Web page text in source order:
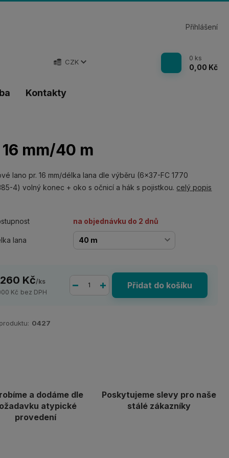
Kontakty
CZK
Přihlášení
0 ks
0,00 Kč
mm/40 m
lano pr. 16 mm/délka lana dle výběru (6x37-FC 1770
4) volný konec + oko s očnicí a hák s pojistkou. celý popis
na objednávku do 2 dnů
lana
Kč/ks
Kč bez DPH
Přidat do košíku
0427
a dodáme dle
atypické
provedení
Poskytujeme slevy pro naše
stálé zákazníky